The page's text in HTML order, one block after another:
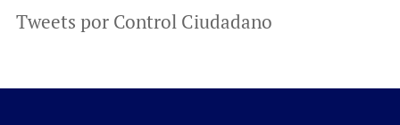
Tweets por Control Ciudadano